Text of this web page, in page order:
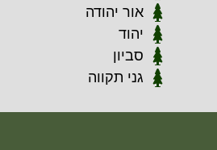
אור יהודה
יהוד
סביון
גני תקווה